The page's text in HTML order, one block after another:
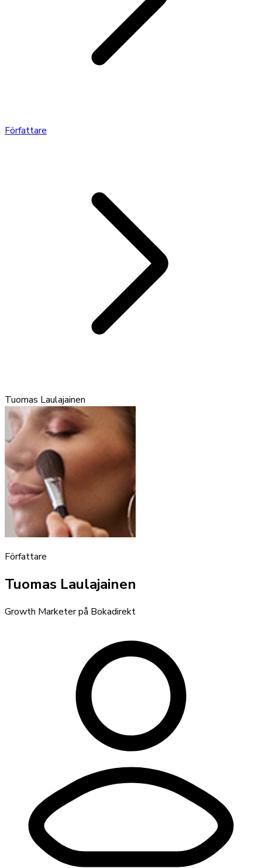
Författare
Tuomas Laulajainen
Författare
Tuomas Laulajainen
Growth Marketer på Bokadirekt